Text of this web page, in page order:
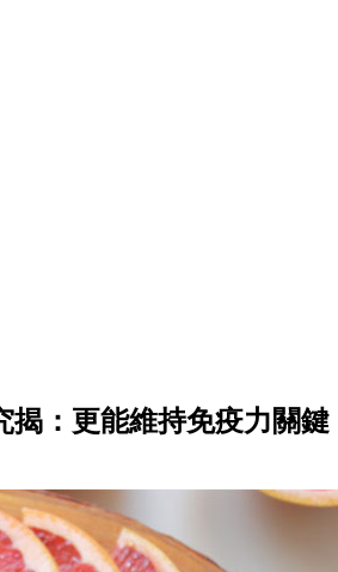
揭：更能維持免疫力關鍵